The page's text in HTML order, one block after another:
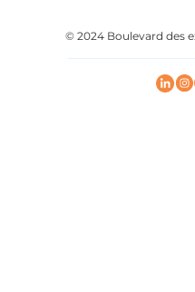
© 2024 Boulevard des